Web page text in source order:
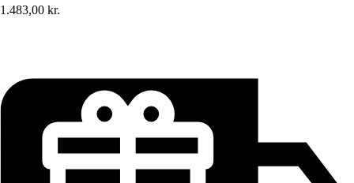
1.483,00 kr.